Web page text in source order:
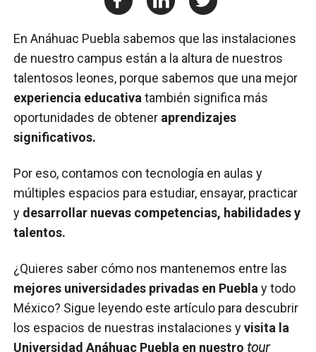
En Anáhuac Puebla sabemos que las instalaciones
de nuestro campus están a la altura de nuestros
talentosos leones, porque sabemos que una mejor
experiencia educativa también significa más
oportunidades de obtener aprendizajes
significativos.
Por eso, contamos con tecnología en aulas y
múltiples espacios para estudiar, ensayar, practicar
y desarrollar nuevas competencias, habilidades y
talentos.
¿Quieres saber cómo nos mantenemos entre las
mejores universidades privadas en Pueblay todo
México? Sigue leyendo este artículo para descubrir
los espacios de nuestras instalaciones yvisita la
Universidad Anáhuac Puebla en nuestro tour